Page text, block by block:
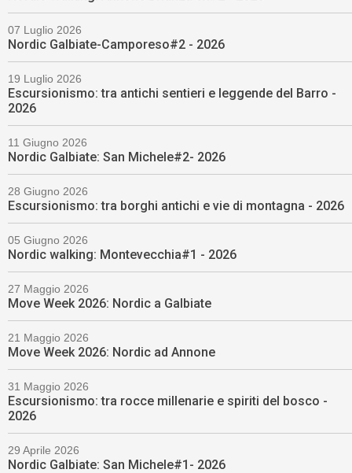
07 Luglio 2026
Nordic Galbiate-Camporeso#2 - 2026
19 Luglio 2026
Escursionismo: tra antichi sentieri e leggende del Barro -
2026
11 Giugno 2026
Nordic Galbiate: San Michele#2- 2026
28 Giugno 2026
Escursionismo: tra borghi antichi e vie di montagna - 2026
05 Giugno 2026
Nordic walking: Montevecchia#1 - 2026
27 Maggio 2026
Move Week 2026: Nordic a Galbiate
21 Maggio 2026
Move Week 2026: Nordic ad Annone
31 Maggio 2026
Escursionismo: tra rocce millenarie e spiriti del bosco -
2026
29 Aprile 2026
Nordic Galbiate: San Michele#1- 2026